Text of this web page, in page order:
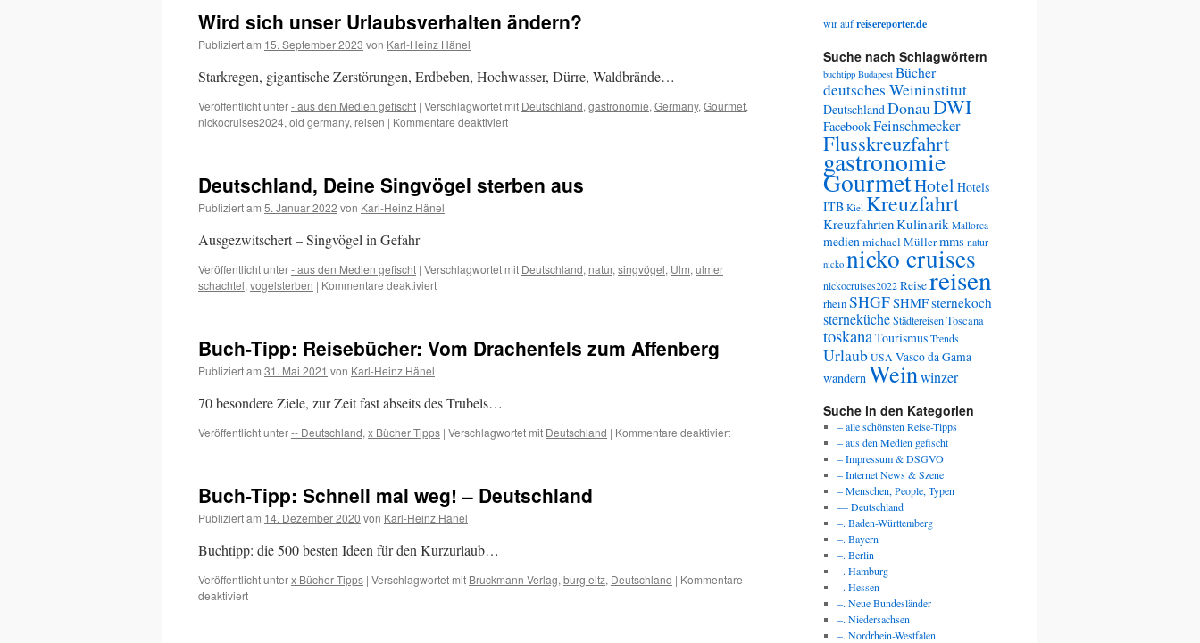
Dein
Wald
im
Groß-
Bildband
Wird sich unser Urlaubsverhalten ändern?
Publiziert am 15. September 2023 von Karl-Heinz Hänel
Starkregen, gigantische Zerstörungen, Erdbeben, Hochwasser, Dürre, Waldbrände…
Veröffentlicht unter- aus den Medien gefischt | Verschlagwortet mit Deutschland, gastronomie, Germany, Gourmet,
nickocruises2024, old germany, reisen | Kommentare deaktiviertfür
Urlaubsverhalten
Deutschland, Deine Singvögel sterben aus
Publiziert am 5. Januar 2022 von Karl-Heinz Hänel
Ausgezwitschert – Singvögel in Gefahr
Veröffentlicht unter- aus den Medien gefischt | Verschlagwortet mit Deutschland, natur, singvögel, Ulm, ulmer
schachtel, vogelsterben | Kommentare deaktiviertfür
sterben
Buch-Tipp: Reisebücher: Vom Drachenfels zum Affenberg
Publiziert am 31. Mai 2021 von Karl-Heinz Hänel
70 besondere Ziele, zur Zeit fast abseits des Trubels…
Veröffentlicht unter-- Deutschland, x Bücher Tipps | Verschlagwortet mit Deutschland | Kommentare deaktiviertfür
Buch-Tipp: Schnell mal weg! – Deutschland
Publiziert am 14. Dezember 2020 von Karl-Heinz Hänel
Buchtipp: die 500 besten Ideen für den Kurzurlaub…
Veröffentlicht unterx Bücher Tipps | Verschlagwortet mit Bruckmann Verlag, burg eltz, Deutschland | Kommentare
deaktiviertfür
wir aufreisereporter.de
Suche nach Schlagwörtern
buchtipp Budapest Bücher
deutsches Weininstitut
DeutschlandDonauDWI
FacebookFeinschmecker
Flusskreuzfahrt
gastronomie
GourmetHotel Hotels
ITB Kiel Kreuzfahrt
KreuzfahrtenKulinarik Mallorca
medienmichael Müllermms natur
nicko nicko cruises
nickocruises2022Reisereisen
rheinSHGFSHMFsternekoch
sternekücheStädtereisenToscana
toskanaTourismus Trends
Urlaub USA Vasco da Gama
wandernWeinwinzer
Suche in den Kategorien
– alle schönsten Reise-Tipps
– aus den Medien gefischt
– Impressum & DSGVO
– Internet News & Szene
– Menschen, People, Typen
— Deutschland
–. Baden-Württemberg
–. Bayern
–. Berlin
–. Hamburg
–. Hessen
–. Neue Bundesländer
–. Niedersachsen
–. Nordrhein-Westfalen